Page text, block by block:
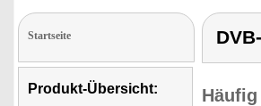
Startseite
Produkt-Übersicht: